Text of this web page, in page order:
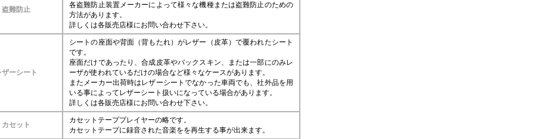
盗難防止
各盗難防止装置メーカーによって様々な機種または盗難防止のための
方法があります。
詳しくは各販売店様にお問い合わせ下さい。
ザーシート
シートの座面や背面（背もたれ）がレザー（皮革）で覆われたシート
です。
座面だけであったり、合成皮革やバックスキン、または一部にのみレ
ーザが使われているだけの場合など様々なケースがあります。
またメーカー出荷時はレザーシートでなかった車両でも、社外品を用
いる事によってレザーシート扱いになっている場合があります。
詳しくは各販売店様にお問い合わせ下さい。
カセット
カセットテーププレイヤーの略です。
カセットテープに録音された音楽をを再生する事が出来ます。